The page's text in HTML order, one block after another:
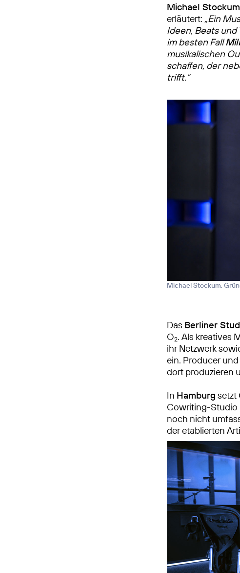
Michael Stockum
erläutert: „Ein
Ideen, Beats
im besten Fall
musikalischen
schaffen, der
trifft.“
Michael Stockum,
Das Berliner
O2. Als kreatives
ihr Netzwerk
ein. Producer
dort produzieren
In Hamburg setzt
Cowriting-Studio
noch nicht
der etablierten